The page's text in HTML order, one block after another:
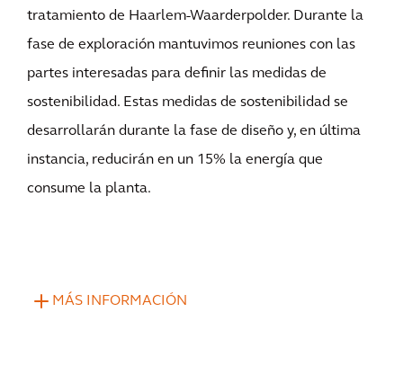
tratamiento de Haarlem-Waarderpolder. Durante la
fase de exploración mantuvimos reuniones con las
partes interesadas para definir las medidas de
sostenibilidad. Estas medidas de sostenibilidad se
desarrollarán durante la fase de diseño y, en última
instancia, reducirán en un 15% la energía que
consume la planta.
MÁS INFORMACIÓN